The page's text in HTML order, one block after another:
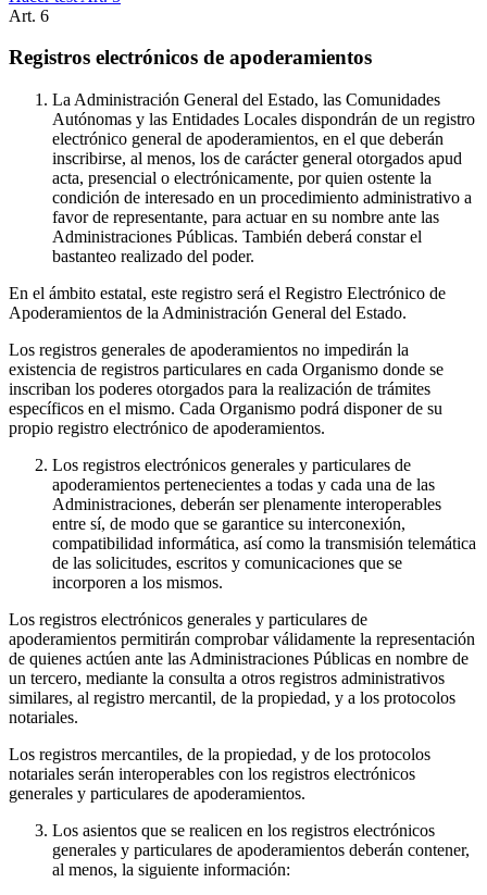
Art. 6
Registros electrónicos de apoderamientos
La Administración General del Estado, las Comunidades
Autónomas y las Entidades Locales dispondrán de un registro
electrónico general de apoderamientos, en el que deberán
inscribirse, al menos, los de carácter general otorgados apud
acta, presencial o electrónicamente, por quien ostente la
condición de interesado en un procedimiento administrativo a
favor de representante, para actuar en su nombre ante las
Administraciones Públicas. También deberá constar el
bastanteo realizado del poder.
En el ámbito estatal, este registro será el Registro Electrónico de
Apoderamientos de la Administración General del Estado.
Los registros generales de apoderamientos no impedirán la
existencia de registros particulares en cada Organismo donde se
inscriban los poderes otorgados para la realización de trámites
específicos en el mismo. Cada Organismo podrá disponer de su
propio registro electrónico de apoderamientos.
Los registros electrónicos generales y particulares de
apoderamientos pertenecientes a todas y cada una de las
Administraciones, deberán ser plenamente interoperables
entre sí, de modo que se garantice su interconexión,
compatibilidad informática, así como la transmisión telemática
de las solicitudes, escritos y comunicaciones que se
incorporen a los mismos.
Los registros electrónicos generales y particulares de
apoderamientos permitirán comprobar válidamente la representación
de quienes actúen ante las Administraciones Públicas en nombre de
un tercero, mediante la consulta a otros registros administrativos
similares, al registro mercantil, de la propiedad, y a los protocolos
notariales.
Los registros mercantiles, de la propiedad, y de los protocolos
notariales serán interoperables con los registros electrónicos
generales y particulares de apoderamientos.
Los asientos que se realicen en los registros electrónicos
generales y particulares de apoderamientos deberán contener,
al menos, la siguiente información: